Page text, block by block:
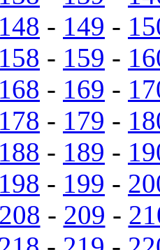
148 - 149 -
158 - 159 -
168 - 169 -
178 - 179 -
188 - 189 -
198 - 199 -
208 - 209 -